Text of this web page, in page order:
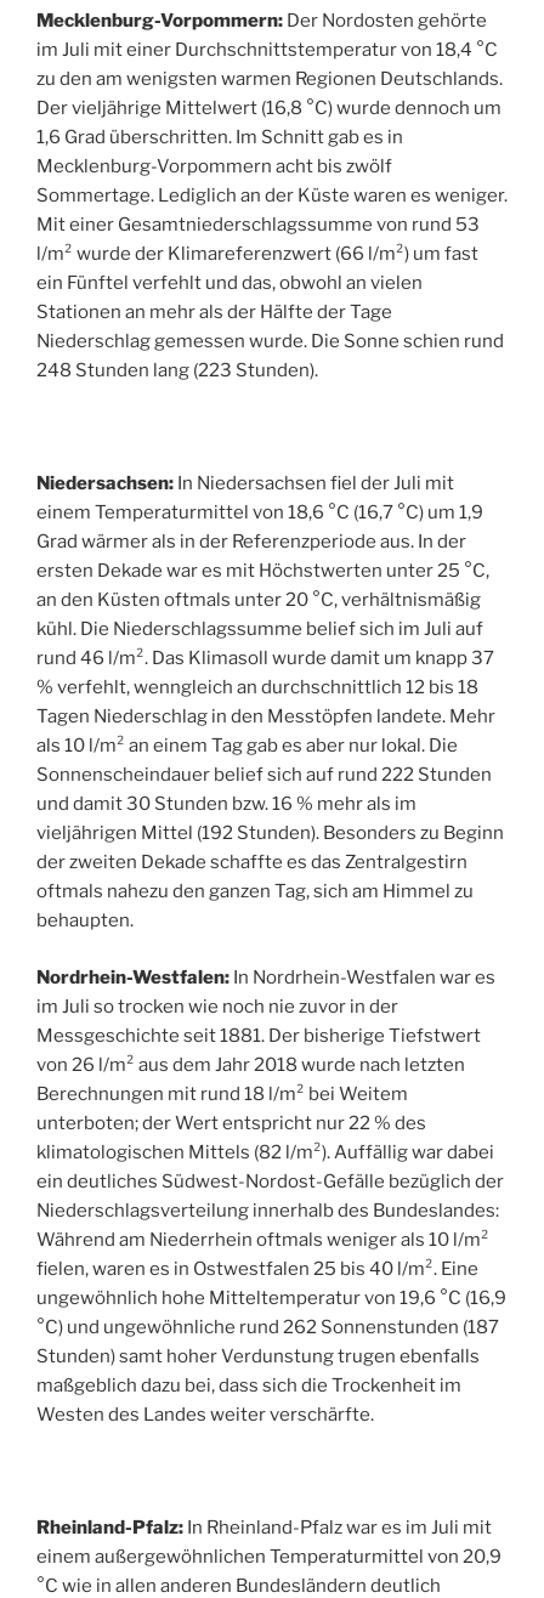
Mecklenburg-Vorpommern: Der Nordosten gehörte
im Juli mit einer Durchschnittstemperatur von 18,4 °C
zu den am wenigsten warmen Regionen Deutschlands.
Der vieljährige Mittelwert (16,8 °C) wurde dennoch um
1,6 Grad überschritten. Im Schnitt gab es in
Mecklenburg-Vorpommern acht bis zwölf
Sommertage. Lediglich an der Küste waren es weniger.
Mit einer Gesamtniederschlagssumme von rund 53
l/m² wurde der Klimareferenzwert (66 l/m²) um fast
ein Fünftel verfehlt und das, obwohl an vielen
Stationen an mehr als der Hälfte der Tage
Niederschlag gemessen wurde. Die Sonne schien rund
248 Stunden lang (223 Stunden).
Niedersachsen: In Niedersachsen fiel der Juli mit
einem Temperaturmittel von 18,6 °C (16,7 °C) um 1,9
Grad wärmer als in der Referenzperiode aus. In der
ersten Dekade war es mit Höchstwerten unter 25 °C,
an den Küsten oftmals unter 20 °C, verhältnismäßig
kühl. Die Niederschlagssumme belief sich im Juli auf
rund 46 l/m². Das Klimasoll wurde damit um knapp 37
% verfehlt, wenngleich an durchschnittlich 12 bis 18
Tagen Niederschlag in den Messtöpfen landete. Mehr
als 10 l/m² an einem Tag gab es aber nur lokal. Die
Sonnenscheindauer belief sich auf rund 222 Stunden
und damit 30 Stunden bzw. 16 % mehr als im
vieljährigen Mittel (192 Stunden). Besonders zu Beginn
der zweiten Dekade schaffte es das Zentralgestirn
oftmals nahezu den ganzen Tag, sich am Himmel zu
behaupten.
Nordrhein-Westfalen: In Nordrhein-Westfalen war es
im Juli so trocken wie noch nie zuvor in der
Messgeschichte seit 1881. Der bisherige Tiefstwert
von 26 l/m² aus dem Jahr 2018 wurde nach letzten
Berechnungen mit rund 18 l/m² bei Weitem
unterboten; der Wert entspricht nur 22 % des
klimatologischen Mittels (82 l/m²). Auffällig war dabei
ein deutliches Südwest-Nordost-Gefälle bezüglich der
Niederschlagsverteilung innerhalb des Bundeslandes:
Während am Niederrhein oftmals weniger als 10 l/m²
fielen, waren es in Ostwestfalen 25 bis 40 l/m². Eine
ungewöhnlich hohe Mitteltemperatur von 19,6 °C (16,9
°C) und ungewöhnliche rund 262 Sonnenstunden (187
Stunden) samt hoher Verdunstung trugen ebenfalls
maßgeblich dazu bei, dass sich die Trockenheit im
Westen des Landes weiter verschärfte.
Rheinland-Pfalz: In Rheinland-Pfalz war es im Juli mit
einem außergewöhnlichen Temperaturmittel von 20,9
°C wie in allen anderen Bundesländern deutlich